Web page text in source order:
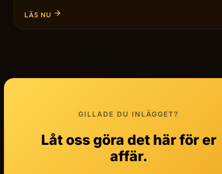
LÄS NU
GILLADE DU INLÄGGET?
Låt oss göra det här för er
affär.